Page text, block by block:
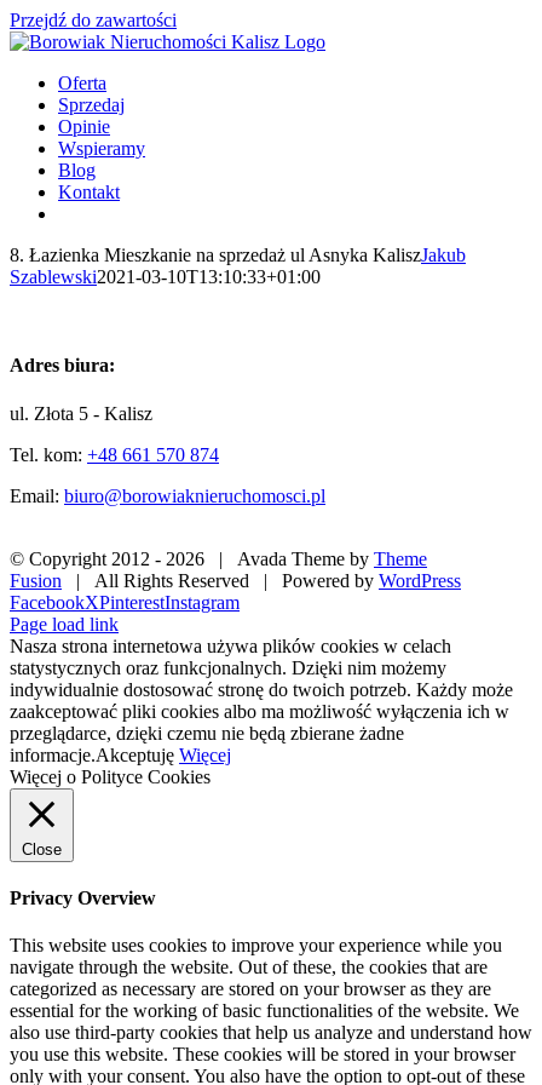
Przejdź do zawartości
Oferta
Sprzedaj
Opinie
Wspieramy
Blog
Kontakt
8. Łazienka Mieszkanie na sprzedaż ul Asnyka KaliszJakub
Szablewski2021-03-10T13:10:33+01:00
Adres biura:
ul. Złota 5 - Kalisz
Tel. kom: +48 661 570 874
Email: biuro@borowiaknieruchomosci.pl
© Copyright 2012 - 2026 | Avada Theme by Theme
Fusion | All Rights Reserved | Powered by WordPress
FacebookXPinterestInstagram
Page load link
Nasza strona internetowa używa plików cookies w celach
statystycznych oraz funkcjonalnych. Dzięki nim możemy
indywidualnie dostosować stronę do twoich potrzeb. Każdy może
zaakceptować pliki cookies albo ma możliwość wyłączenia ich w
przeglądarce, dzięki czemu nie będą zbierane żadne
informacje.Akceptuję Więcej
Więcej o Polityce Cookies
Close
Privacy Overview
This website uses cookies to improve your experience while you
navigate through the website. Out of these, the cookies that are
categorized as necessary are stored on your browser as they are
essential for the working of basic functionalities of the website. We
also use third-party cookies that help us analyze and understand how
you use this website. These cookies will be stored in your browser
only with your consent. You also have the option to opt-out of these